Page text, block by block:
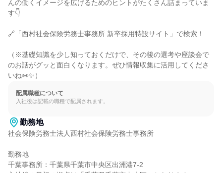
んの働くイメージを広げるためのヒントがたくさん詰まっていま
す👇
🔗「西村社会保険労務士事務所 新卒採用特設サイト」で検索！
（※基礎知識を少し知っておくだけで、その後の選考や座談会で
のお話がグッと面白くなります。ぜひ情報収集に活用してくださ
いね👀✨）
配属職種について
入社後は記載の職種で配属されます。
勤務地
社会保険労務士法人西村社会保険労務士事務所
勤務地
千葉事務所：千葉県千葉市中央区出洲港7-2